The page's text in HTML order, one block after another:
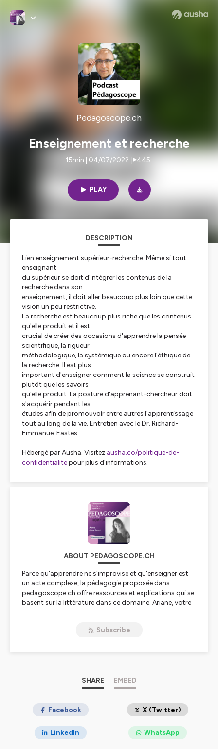
Pedagoscope.ch
Enseignement et recherche
15min | 04/07/2022 445
PLAY
DESCRIPTION
Lien enseignement supérieur-recherche. Même si tout
enseignant
du supérieur se doit d'intégrer les contenus de la
recherche dans son
enseignement, il doit aller beaucoup plus loin que cette
vision un peu restrictive.
La recherche est beaucoup plus riche que les contenus
qu'elle produit et il est
crucial de créer des occasions d'apprendre la pensée
scientifique, la rigueur
méthodologique, la systémique ou encore l'éthique de
la recherche. Il est plus
important d'enseigner comment la science se construit
plutôt que les savoirs
qu'elle produit. La posture d'apprenant-chercheur doit
s'acquérir pendant les
études afin de promouvoir entre autres l'apprentissage
tout au long de la vie. Entretien avec le Dr. Richard-
Emmanuel Eastes.
Hébergé par Ausha. Visitez ausha.co/politique-de-
confidentialitepour plus d'informations.
ABOUT PEDAGOSCOPE.CH
Parce qu'apprendre ne s'improvise et qu'enseigner est
un acte complexe, la pédagogie proposée dans
pedagoscope.ch offre ressources et explications qui se
basent sur la littérature dans ce domaine. Ariane, votre
pédagogique et est visiting professor dans le groupe
pour plus d'informations.
Subscribe
SHARE EMBED
Facebook X (Twitter)
LinkedIn WhatsApp